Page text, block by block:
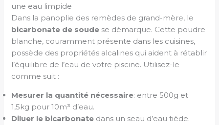
une eau limpide
Dans la panoplie des remèdes de grand-mère, le
bicarbonate de soude se démarque. Cette poudre
blanche, couramment présente dans les cuisines,
possède des propriétés alcalines qui aident à rétablir
l’équilibre de l’eau de votre piscine. Utilisez-le
comme suit :
Mesurer la quantité nécessaire: entre 500g et
1,5kg pour 10m³ d’eau.
Diluer le bicarbonate dans un seau d’eau tiède.